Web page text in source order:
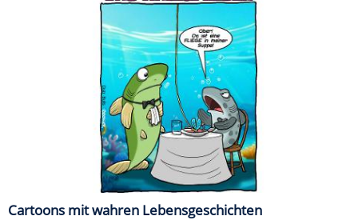
Cartoons mit wahren Lebensgeschichten